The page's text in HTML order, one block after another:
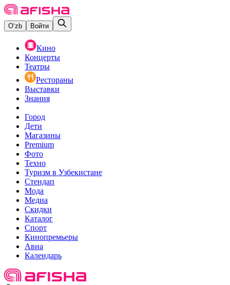
O‘zb Войти
Кино
Концерты
Театры
Рестораны
Выставки
Знания
Город
Дети
Магазины
Premium
Фото
Техно
Туризм в Узбекистане
Стендап
Мода
Медиа
Скидки
Каталог
Спорт
Кинопремьеры
Авиа
Календарь